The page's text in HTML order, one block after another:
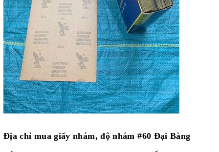
Địa chỉ mua giấy nhám, độ nhám #60 Đại Bàng